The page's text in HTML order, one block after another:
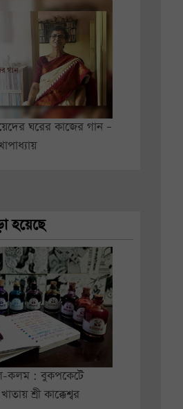
ঘরের কাজের গান –
হয়েছে
কলম : বুকপকেটে
শ্রী কাক্কেশ্বর